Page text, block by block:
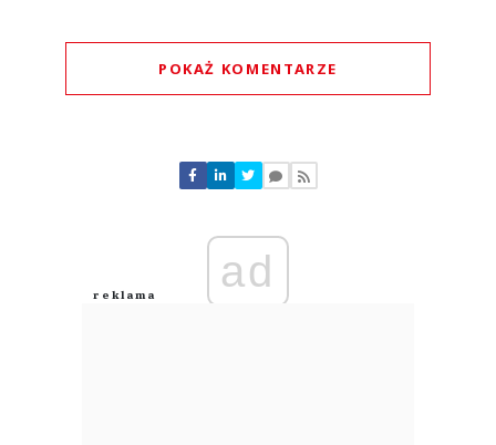
POKAŻ KOMENTARZE
Paweł
04.08.2026 / 13:30
ad